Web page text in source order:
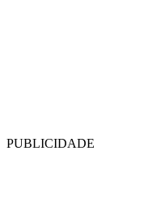
PUBLICIDADE